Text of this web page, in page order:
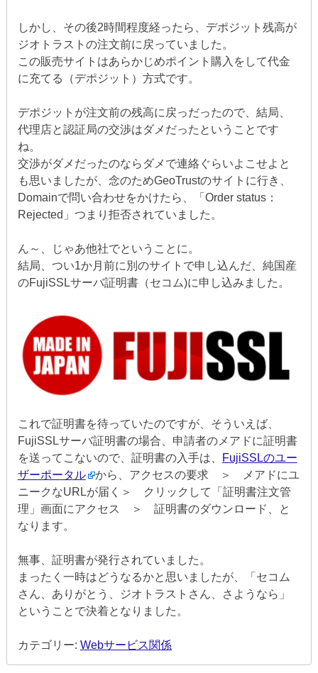
しかし、その後2時間程度経ったら、デポジット残高が
ジオトラストの注文前に戻っていました。
この販売サイトはあらかじめポイント購入をして代金
に充てる（デポジット）方式です。
デポジットが注文前の残高に戻っだったので、結局、
代理店と認証局の交渉はダメだったということです
ね。
交渉がダメだったのならダメで連絡ぐらいよこせよと
も思いましたが、念のためGeoTrustのサイトに行き、
Domainで問い合わせをかけたら、「Order status：
Rejected」つまり拒否されていました。
ん～、じゃあ他社でということに。
結局、つい1か月前に別のサイトで申し込んだ、純国産
のFujiSSLサーバ証明書（セコム)に申し込みました。
これで証明書を待っていたのですが、そういえば、
FujiSSLサーバ証明書の場合、申請者のメアドに証明書
を送ってこないので、証明書の入手は、
FujiSSLのユー
ザーポータル
から、アクセスの要求 ＞ メアドにユ
ニークなURLが届く＞ クリックして「証明書注文管
理」画面にアクセス ＞ 証明書のダウンロード、と
なります。
無事、証明書が発行されていました。
まったく一時はどうなるかと思いましたが、「セコム
さん、ありがとう、ジオトラストさん、さようなら」
ということで決着となりました。
カテゴリー: Webサービス関係